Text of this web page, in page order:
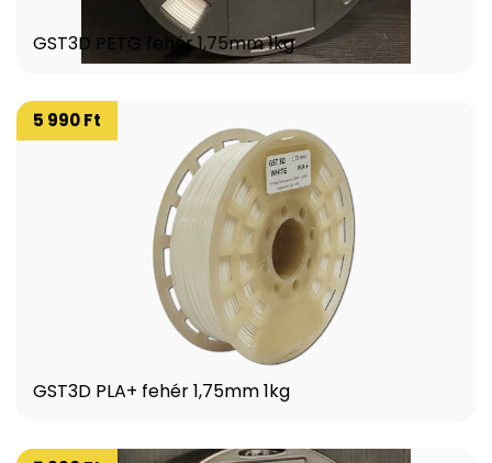
GST3D PETG fehér 1,75mm 1kg
GST3D PLA+ fehér 1,75mm 1kg
5 990 Ft